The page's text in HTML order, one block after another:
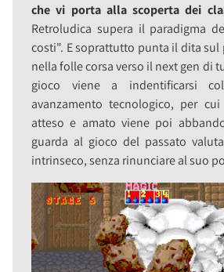
che vi porta alla scoperta dei
Retroludica supera il paradigma
costi". E soprattutto punta il dita sul
nella folle corsa verso il next gen di
gioco viene a indentificarsi
avanzamento tecnologico, per
atteso e amato viene poi
guarda al gioco del passato
intrinseco, senza rinunciare al suo